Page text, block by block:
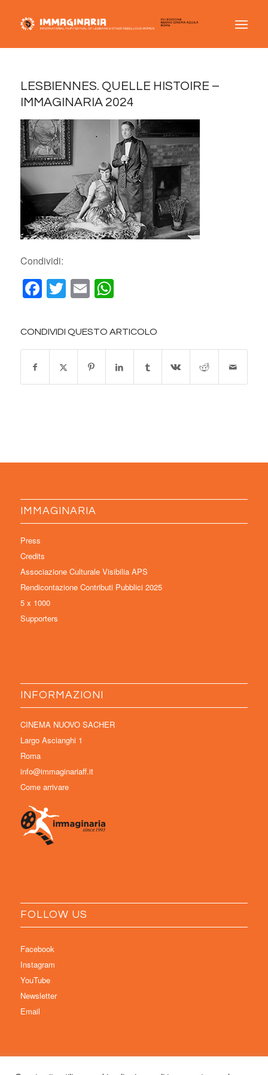
LESBIENNES. QUELLE HISTOIRE –
IMMAGINARIA 2024
Condividi:
Facebook
Twitter
EmailWhatsApp
CONDIVIDI QUESTO ARTICOLO
IMMAGINARIA
Press
Credits
Associazione Culturale Visibilia APS
Rendicontazione Contributi Pubblici 2025
5 x 1000
Supporters
INFORMAZIONI
CINEMA NUOVO SACHER
Largo Ascianghi 1
Roma
info@immaginariaff.it
Come arrivare
FOLLOW US
Facebook
Instagram
YouTube
Newsletter
Email